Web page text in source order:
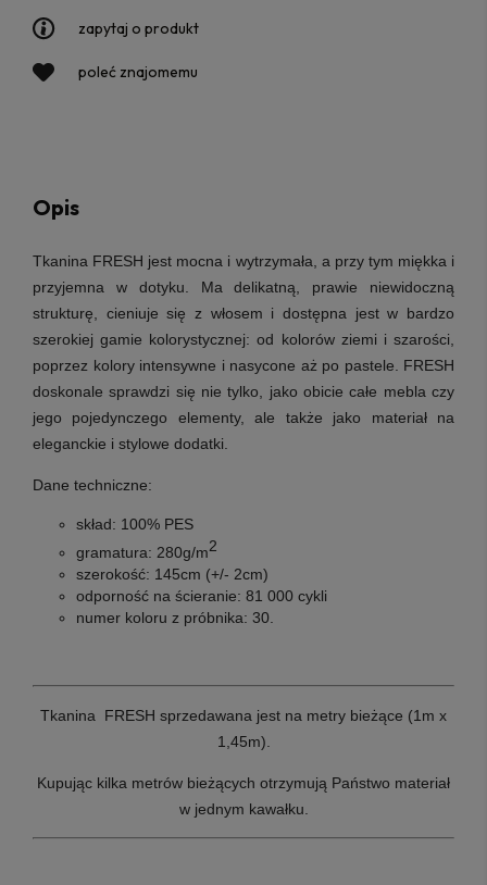
zapytaj o produkt
poleć znajomemu
Opis
Tkanina FRESH jest mocna i wytrzymała, a przy tym miękka i
przyjemna w dotyku. Ma delikatną, prawie niewidoczną
strukturę, cieniuje się z włosem i dostępna jest w bardzo
szerokiej gamie kolorystycznej: od kolorów ziemi i szarości,
poprzez kolory intensywne i nasycone aż po pastele. FRESH
doskonale sprawdzi się nie tylko, jako obicie całe mebla czy
jego pojedynczego elementy, ale także jako materiał na
eleganckie i stylowe dodatki.
Dane techniczne:
skład: 100% PES
gramatura: 280g/m2
szerokość: 145cm (+/- 2cm)
odporność na ścieranie: 81 000 cykli
numer koloru z próbnika: 30.
Tkanina FRESH sprzedawana jest na metry bieżące (1m x
1,45m).
Kupując kilka metrów bieżących otrzymują Państwo materiał
w jednym kawałku.